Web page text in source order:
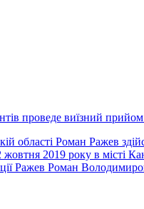
проведе виїзний
області Роман Ражев
2 жовтня 2019 року в
Ражев Роман